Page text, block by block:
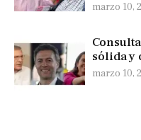
marzo 10,
sólida y
marzo 10,